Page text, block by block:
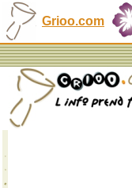
Grioo.com